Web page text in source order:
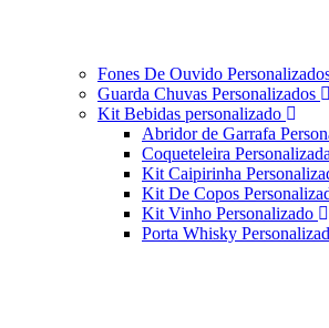
Fones De Ouvido
Guarda Chuvas Personalizados
Kit Bebidas personalizado
Abridor de Garrafa
Coqueteleira Personalizada
Kit Caipirinha
Kit De Copos
Kit Vinho Personalizado
Porta Whisky